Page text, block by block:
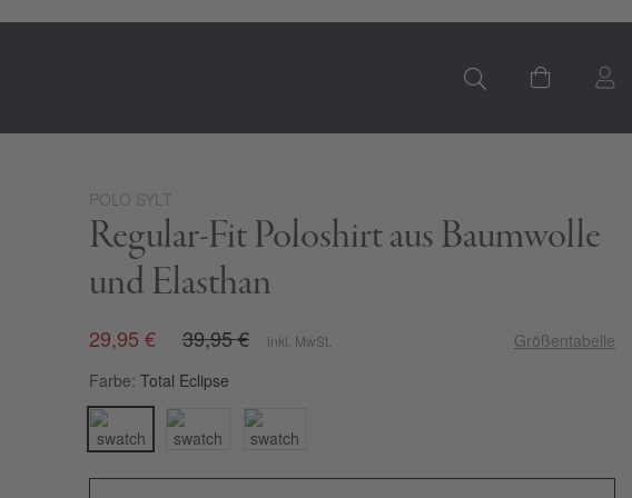
Mein
POLO SYLT
Regular-Fit Poloshirt aus Baumwolle
und Elasthan
29,95 € 39,95 € inkl. MwSt.
Größentabelle
Farbe Total Eclipse